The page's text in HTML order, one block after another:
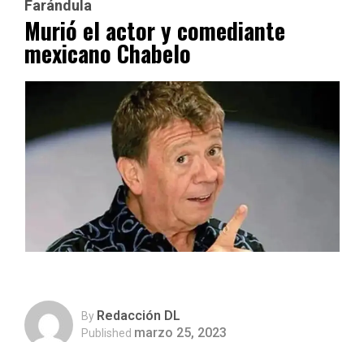
Farándula
Murió el actor y comediante
mexicano Chabelo
By Redacción DL
Published marzo 25, 2023